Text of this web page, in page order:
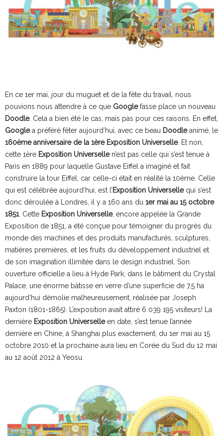
En ce 1er mai, jour du muguet et de la fête du travail, nous
pouvions nous attendre à ce que Googlefasse place un nouveau
Doodle. Cela a bien été le cas, mais pas pour ces raisons. En effet,
Googlea préféré fêter aujourd’hui, avec ce beau Doodleanimé, le
160ème anniversaire de la 1ère Exposition Universelle. Et non,
cette 1ère Exposition Universellen’est pas celle qui s’est tenue à
Paris en 1889 pour laquelle Gustave Eiffel a imaginé et fait
construire la tour Eiffel, car celle-ci était en réalité la 10ème. Celle
qui est célébrée aujourd’hui, est l’Exposition Universellequi s’est
donc déroulée à Londres, il y a 160 ans du 1er mai au 15 octobre
1851. Cette Exposition Universelle, encore appelée la Grande
Exposition de 1851, a été conçue pour témoigner du progrès du
monde des machines et des produits manufacturés, sculptures,
matières premières, et les fruits du développement industriel et
de son imagination illimitée dans le design industriel. Son
ouverture officielle a lieu à Hyde Park, dans le bâtiment du Crystal
Palace, une énorme bâtisse en verre d’une superficie de 7,5 ha
aujourd’hui démolie malheureusement, réalisée par Joseph
Paxton (1801-1865). L’exposition avait attiré 6 039 195 visiteurs! La
dernière Exposition Universelleen date, s’est tenue l’année
dernière en Chine, à Shanghai plus exactement, du 1er mai au 15
octobre 2010 et la prochaine aura lieu en Corée du Sud du 12 mai
au 12 août 2012 à Yeosu.